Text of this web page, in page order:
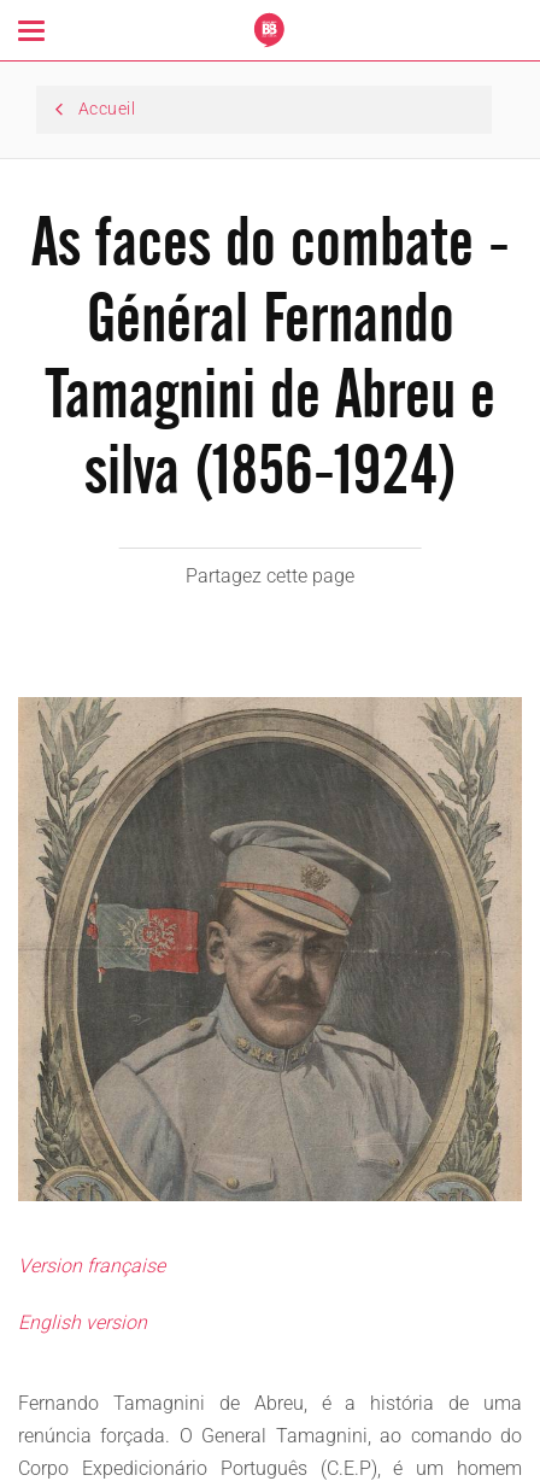
Toggle
navigation
Accueil
As faces do combate -
Général Fernando
Tamagnini de Abreu e
silva (1856-1924)
Partagez cette page
Version française
English version
Fernando Tamagnini de Abreu, é a história de uma
renúncia forçada. O General Tamagnini, ao comando do
Corpo Expedicionário Português (C.E.P), é um homem